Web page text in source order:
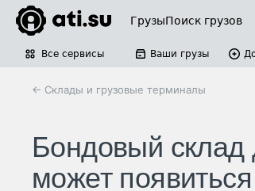
ГрузыПоиск грузов
Все сервисы Ваши грузы
← Склады и грузовые терминалы
Бондовый склад
может